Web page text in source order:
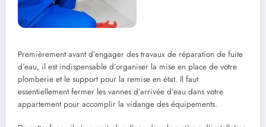
Premièrement avant d’engager des travaux de réparation de fuite
d’eau, il est indispensable d’organiser la mise en place de votre
plomberie et le support pour la remise en état. Il faut
essentiellement fermer les vannes d’arrivée d’eau dans votre
appartement pour accomplir la vidange des équipements.